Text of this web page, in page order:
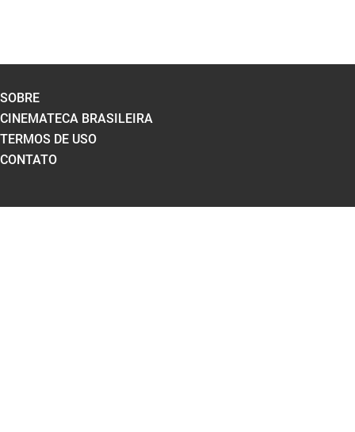
SOBRE
CINEMATECA BRASILEIRA
TERMOS DE USO
CONTATO